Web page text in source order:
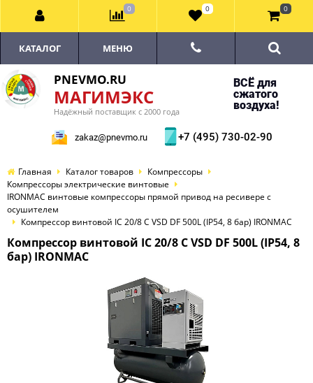
PNEVMO.RU
МАГИМЭКС
Надёжный поставщик с 2000 года
ВСЁ для
сжатого
воздуха!
zakaz@pnevmo.ru +7 (495) 730-02-90
КАТАЛОГ МЕНЮ
Главная Каталог товаров
Компрессоры
Компрессоры электрические винтовые
IRONMAC винтовые компрессоры прямой привод на ресивере с
осушителем
Компрессор винтовой IC 20/8 C VSD DF 500L (IP54, 8 бар) IRONMAC
Компрессор винтовой IC 20/8 C VSD DF 500L (IP54, 8
бар) IRONMAC
0 0 0